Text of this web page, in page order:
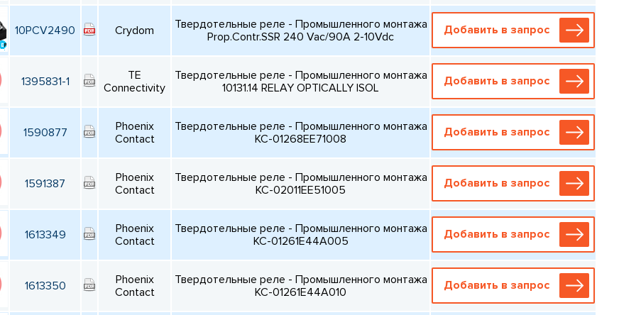
10PCV2490 Crydom
Твердотельные реле - Промышленного монтажа
Prop.Contr.SSR 240 Vac/90A 2-10Vdc
Добавить в запрос
1395831-1
TE
Connectivity
Твердотельные реле - Промышленного монтажа
10131.14 RELAY OPTICALLY ISOL
Добавить в запрос
1590877
Phoenix
Contact
Твердотельные реле - Промышленного монтажа
KC-01268EE71008
Добавить в запрос
1591387
Phoenix
Contact
Твердотельные реле - Промышленного монтажа
KC-02011EE51005
Добавить в запрос
1613349
Phoenix
Contact
Твердотельные реле - Промышленного монтажа
KC-01261E44A005
Добавить в запрос
1613350
Phoenix
Contact
Твердотельные реле - Промышленного монтажа
KC-01261E44A010
Добавить в запрос